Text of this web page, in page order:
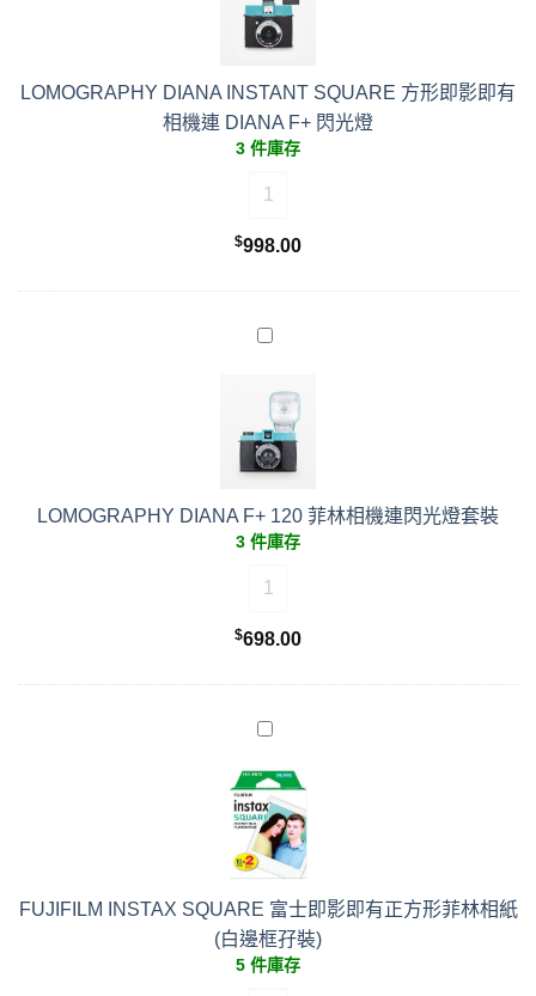
LOMOGRAPHY DIANA INSTANT SQUARE 方形即影即有
相機連 DIANA F+ 閃光燈
3 件庫存
LOMOGRAPHY DIANA INSTANT
$998.00
LOMOGRAPHY DIANA F+ 120 菲林相機連閃光燈套裝
3 件庫存
LOMOGRAPHY DIANA F+ 120 菲林
$698.00
FUJIFILM INSTAX SQUARE 富士即影即有正方形菲林相紙
(白邊框孖裝)
5 件庫存